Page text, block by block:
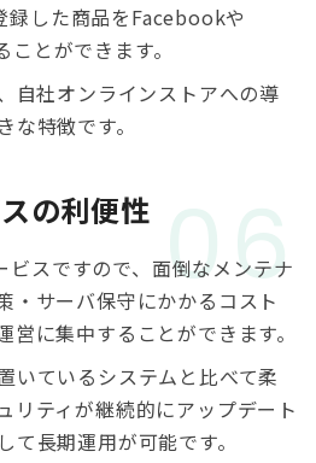
した商品をFacebookや
とができます。
自社オンラインストアへの導
特徴です。
の利便性
スですので、面倒なメンテナ
・サーバ保守にかかるコスト
営に集中することができます。
いているシステムと比べて柔
リティが継続的にアップデート
て長期運用が可能です。
06